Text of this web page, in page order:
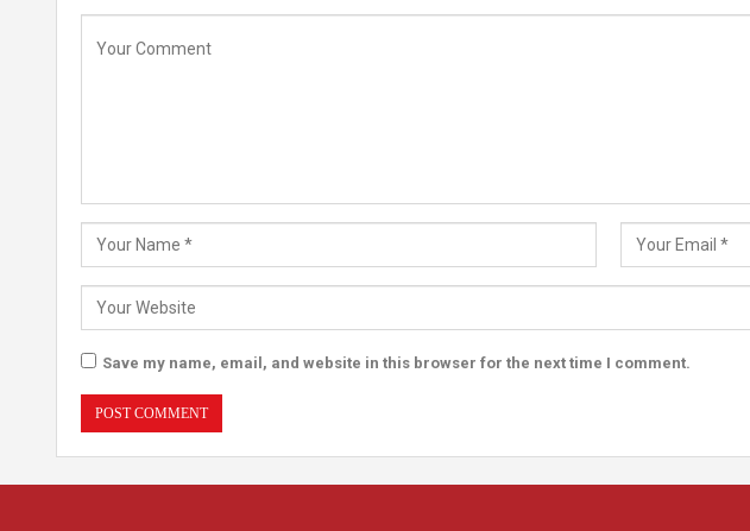
Save my name, email, and website in this browser for the next time I comment.